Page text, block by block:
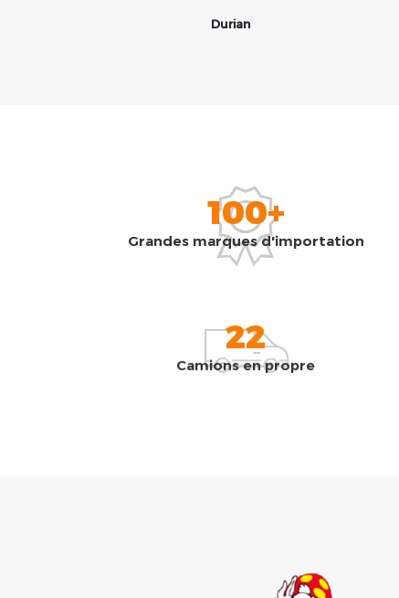
Durian
100+
Grandes marques d'importation
22
Camions en propre